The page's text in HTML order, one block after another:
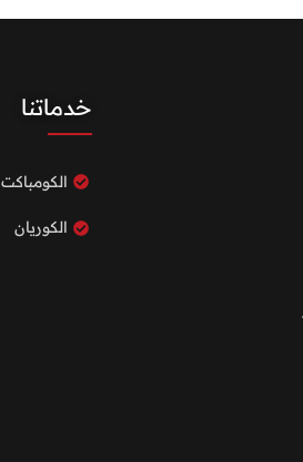
خدماتنا
الكومباكت
الكوريان